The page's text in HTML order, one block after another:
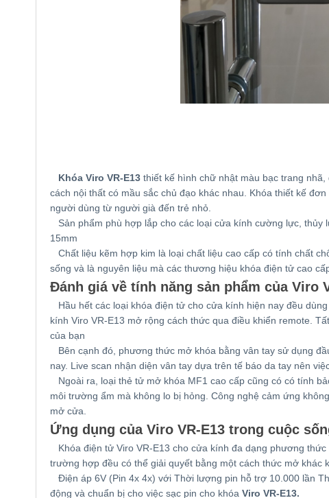
Khóa Viro VR-E13 thiết kế hình chữ nhật màu bạc trang
cách nội thất có mầu sắc chủ đạo khác nhau. Khóa thiết kế
người dùng từ người già đến trẻ nhỏ.
Sản phẩm phù hợp lắp cho các loại cửa kính cường lực,
15mm
Chất liệu kẽm hợp kim là loại chất liệu cao cấp có tính chất
sống và là nguyên liệu mà các thương hiệu khóa điện tử cao
Đánh giá về tính năng sản phẩm của Viro
Hầu hết các loại khóa điện tử cho cửa kính hiện nay đều
kính Viro VR-E13 mở rộng cách thức qua điều khiển remote.
của bạn
Bên cạnh đó, phương thức mở khóa bằng vân tay sử dụng
nay. Live scan nhận diện vân tay dựa trên tế báo da tay nên
Ngoài ra, loại thẻ tử mở khóa MF1 cao cấp cũng có có tính
môi trường ẩm mà không lo bị hỏng. Công nghệ cảm ứng
mở cửa.
Ứng dụng của Viro VR-E13 trong cuộc
Khóa điện tử Viro VR-E13 cho cửa kính đa dạng phương
trường hợp đều có thể giải quyết bằng một cách thức mở khác
Điện áp 6V (Pin 4x 4x) với Thời lượng pin hỗ trợ 10.000 lần
động và chuẩn bị cho việc sạc pin cho khóa Viro VR-E13.